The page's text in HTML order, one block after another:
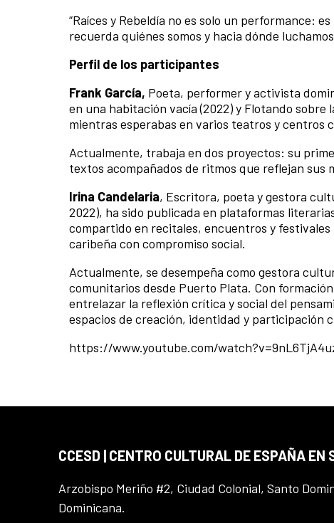
“Raíces y Rebeldía no es solo un performance:
recuerda quiénes somos y hacia dónde
Perfil de los participantes
Frank García, Poeta, performer y activista
en una habitación vacía (2022) y Flotando
mientras esperabas en varios teatros y centros
Actualmente, trabaja en dos proyectos: su
textos acompañados de ritmos que reflejan sus
Irina Candelaria, Escritora, poeta y gestora
2022), ha sido publicada en plataformas
compartido en recitales, encuentros y
caribeña con compromiso social.
Actualmente, se desempeña como gestora
comunitarios desde Puerto Plata. Con
entrelazar la reflexión crítica y social del
espacios de creación, identidad y participación
https://www.youtube.com/
CCESD | CENTRO CULTURAL DE ESPAÑA EN
Arzobispo Meriño #2, Ciudad Colonial, Santo
Dominicana.